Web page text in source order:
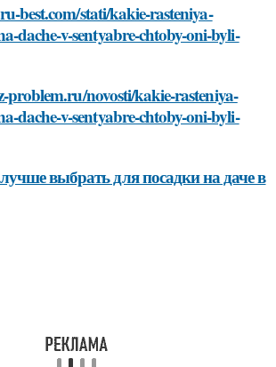
best.com/stati/kakie-rasteniya-
dache-v-sentyabre-chtoby-oni-byli-
problem.ru/novosti/kakie-rasteniya-
dache-v-sentyabre-chtoby-oni-byli-
выбрать для посадки на даче в